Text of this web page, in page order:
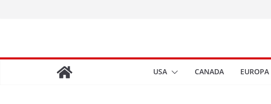
USA CANADA EUROPA